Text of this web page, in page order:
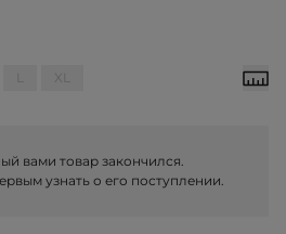
XL
вами товар закончился.
узнать о его поступлении.